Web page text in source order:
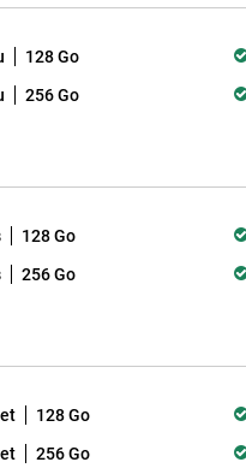
128 Go
256 Go
128 Go
256 Go
128 Go
256 Go